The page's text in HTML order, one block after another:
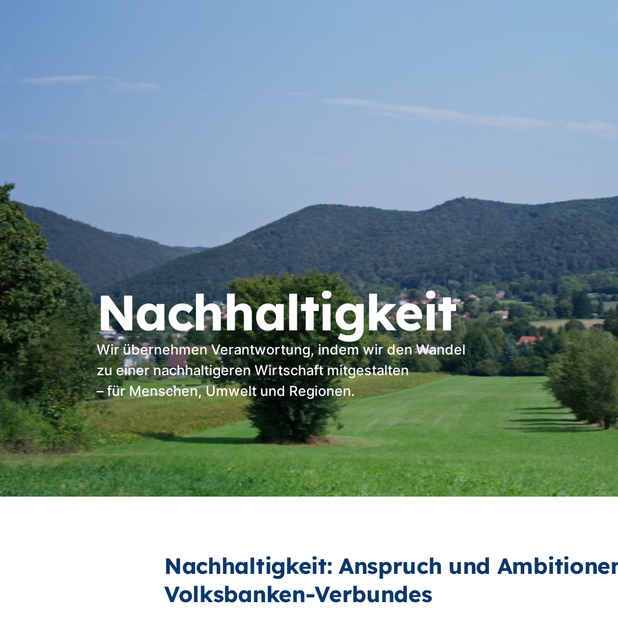
Nachhaltigkeit
Wir übernehmen Verantwortung, indem wir den Wandel
zu einer nachhaltigeren Wirtschaft mitgestalten
– für Menschen, Umwelt und Regionen.
Nachhaltigkeit: Anspruch und
Volksbanken-Verbundes